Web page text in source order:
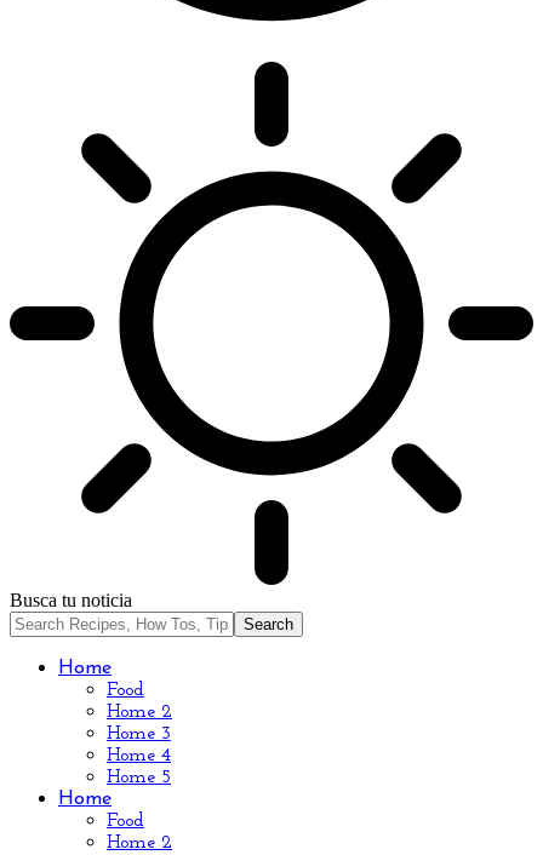
Busca tu noticia
Home
Food
Home 2
Home 3
Home 4
Home 5
Home
Food
Home 2